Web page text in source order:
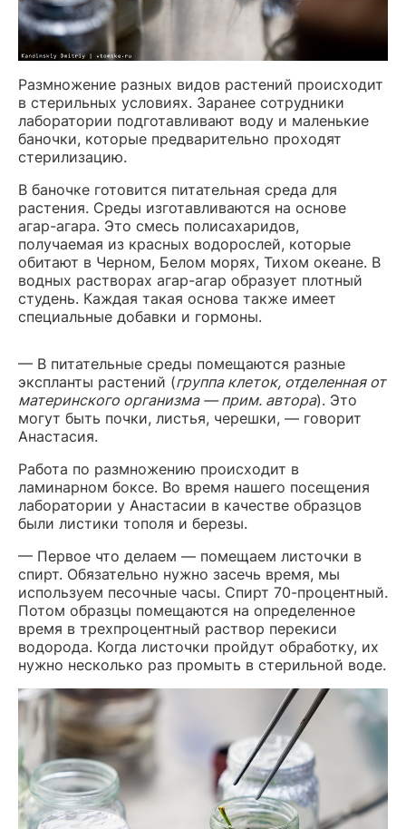
Размножение разных видов растений происходит
в стерильных условиях. Заранее сотрудники
лаборатории подготавливают воду и маленькие
баночки, которые предварительно проходят
стерилизацию.
В баночке готовится питательная среда для
растения. Среды изготавливаются на основе
агар-агара. Это смесь полисахаридов,
получаемая из красных водорослей, которые
обитают в Черном, Белом морях, Тихом океане. В
водных растворах агар-агар образует плотный
студень. Каждая такая основа также имеет
специальные добавки и гормоны.
— В питательные среды помещаются разные
экспланты растений (группа клеток, отделенная от
материнского организма — прим. автора). Это
могут быть почки, листья, черешки, — говорит
Анастасия.
Работа по размножению происходит в
ламинарном боксе. Во время нашего посещения
лаборатории у Анастасии в качестве образцов
были листики тополя и березы.
— Первое что делаем — помещаем листочки в
спирт. Обязательно нужно засечь время, мы
используем песочные часы. Спирт 70-процентный.
Потом образцы помещаются на определенное
время в трехпроцентный раствор перекиси
водорода. Когда листочки пройдут обработку, их
нужно несколько раз промыть в стерильной воде.